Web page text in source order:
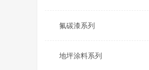
氟碳漆系列
地坪涂料系列